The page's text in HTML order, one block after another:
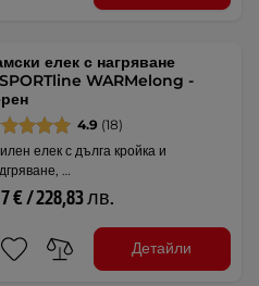
елек с нагряване
WARMelong -
4.9 (18)
елек с дълга кройка и
…
€ / 228,83 лв.
Детайли